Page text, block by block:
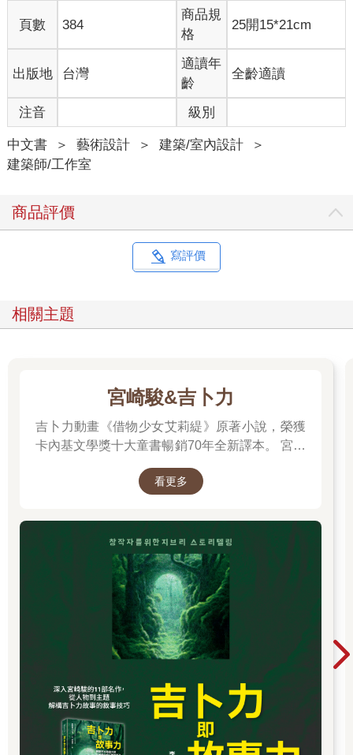
頁數 384
商品規
格
25開15*21cm
出版地 台灣
適讀年
齡
全齡適讀
注音 級別
中文書 ＞ 藝術設計 ＞ 建築/室內設計
＞
建築師/工作室
商品評價
寫評價
相關主題
宮崎駿&吉卜力
吉卜力動畫《借物少女艾莉緹》原著小說，榮獲
卡內基文學獎十大童書暢銷70年全新譯本。 宮崎
樣，過著不穩定的生活……我們是借住在這個世
看更多